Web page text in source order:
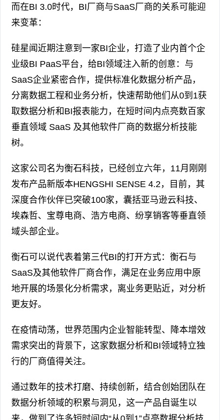
而在BI 3.0时代，BI厂商与SaaS厂商的关系可能迎
来变革：
硅星闻近期注意到一家BI企业，打造了业内首个企
业级BI PaaS平台，给BI领域注入新的创意：与
SaaS企业紧密合作，提供标准化数据分析产品，
分离数据工程和业务分析，快速帮助他们从0到1获
取数据分析和BI报表能力，在短时间内点亮数百家
垂直领域 SaaS 及其他软件厂商的数据分析技能
树。
这家公司名为衡石科技，已经创立六年，11月刚刚
发布产品新版本HENGSHI SENSE 4.2，目前，其
深度合作伙伴已突破100家，囊括亚马逊云科技、
埃森哲、宝尊电商、浩方电商、纷享销客等垂直领
域头部企业。
衡石可以说代表着第三代BI的打开方式：衡石与
SaaS及其他软件厂商合作，满足在业务应用中原
地开展的场景化分析需求，离业务更贴近，对分析
更友好。
在疫情动荡，世界范围内企业智能转型、降本增效
需求突出的背景下，这家数据分析和BI领域特立独
行的厂商值得关注。
通过数年的技术打磨、持续创新，结合创始团队在
数据分析领域的积累与洞见，这一产品自诞生以